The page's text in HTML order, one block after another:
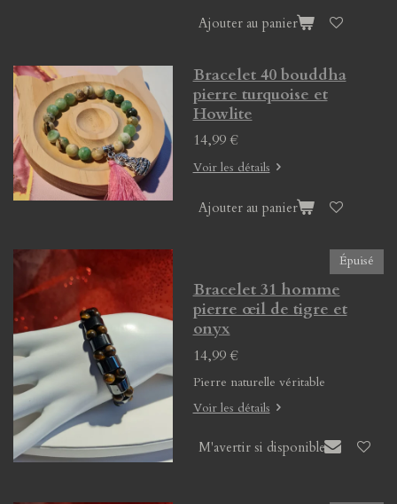
Ajouter au panier
Bracelet 40 bouddha
pierre turquoise et
Howlite
14,99 €
Voir les détails
Ajouter au panier
Épuisé
Bracelet 31 homme
pierre œil de tigre et
onyx
14,99 €
Pierre naturelle véritable
Voir les détails
M'avertir si disponible